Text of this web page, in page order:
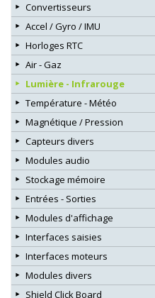
Convertisseurs
Accel / Gyro / IMU
Horloges RTC
Air - Gaz
Lumière - Infrarouge
Température - Météo
Magnétique / Pression
Capteurs divers
Modules audio
Stockage mémoire
Entrées - Sorties
Modules d'affichage
Interfaces saisies
Interfaces moteurs
Modules divers
Shield Click Board